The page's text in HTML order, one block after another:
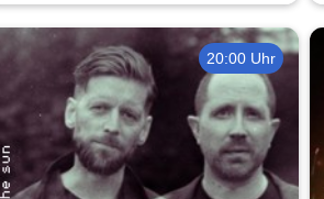
20:00 Uhr